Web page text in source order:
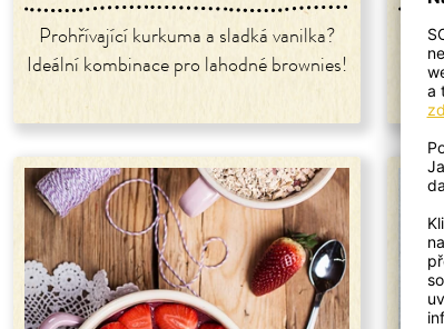
Prohřívající kurkuma a sladká vanilka?
Ideální kombinace pro lahodné brownies!